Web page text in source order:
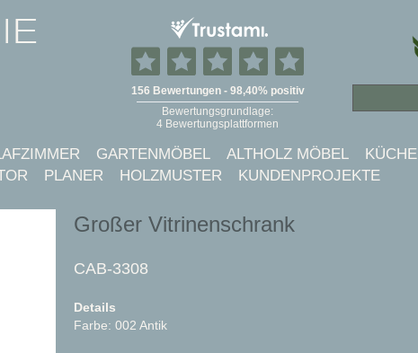
GARTENMÖBEL ALTHOLZ MÖBEL KÜCHE
PLANER HOLZMUSTER KUNDENPROJEKTE
Großer Vitrinenschrank
CAB-3308
Details
Farbe: 002 Antik